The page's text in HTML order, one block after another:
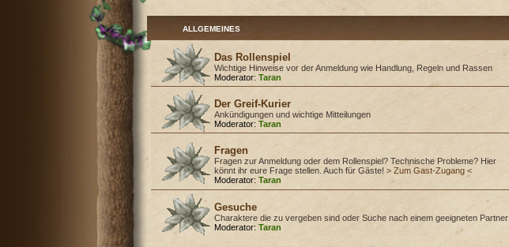
ALLGEMEINES
Das Rollenspiel
Wichtige Hinweise vor der Anmeldung wie Handlung, Regeln und Rassen
Moderator: Taran
Der Greif-Kurier
Ankündigungen und wichtige Mitteilungen
Moderator: Taran
Fragen
Fragen zur Anmeldung oder dem Rollenspiel? Technische Probleme? Hier
könnt ihr eure Frage stellen. Auch für Gäste!> Zum Gast-Zugang <
Moderator: Taran
Gesuche
Charaktere die zu vergeben sind oder Suche nach einem geeigneten Partner
Moderator: Taran